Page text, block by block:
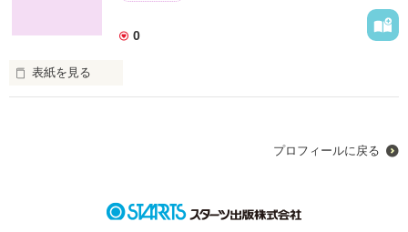
0
表紙を見る
ことはできないしかしもしそこにもう一つの世界があったら。
作品を読む
プロフィールに戻る